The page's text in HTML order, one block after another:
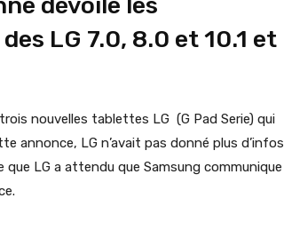
LG 7.0, 8.0 et 10.1 et
nouvelles tablettes LG (G Pad Serie) qui
annonce, LG n’avait pas donné plus d’infos
LG a attendu que Samsung communique